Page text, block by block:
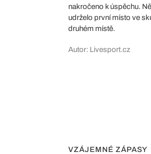
nakročeno k úspěchu.
udrželo první místo ve
druhém místě.
Autor: Livesport.cz
VZÁJEMNÉ ZÁPASY